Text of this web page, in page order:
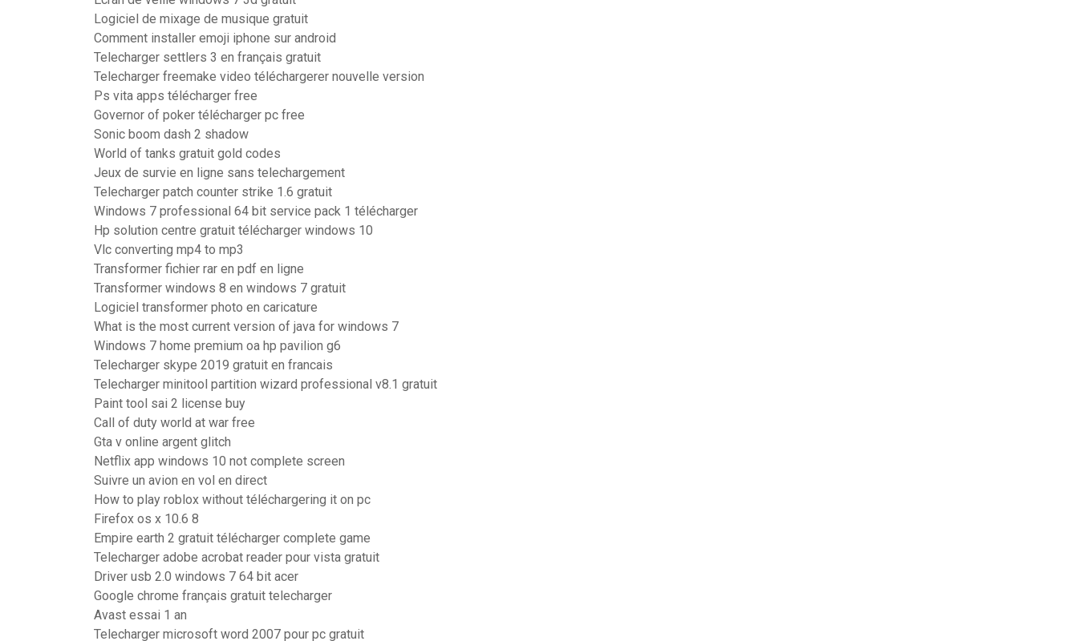
Logiciel de mixage de musique gratuit
Comment installer emoji iphone sur android
Telecharger settlers 3 en français gratuit
Telecharger freemake video téléchargerer nouvelle version
Ps vita apps télécharger free
Governor of poker télécharger pc free
Sonic boom dash 2 shadow
World of tanks gratuit gold codes
Jeux de survie en ligne sans telechargement
Telecharger patch counter strike 1.6 gratuit
Windows 7 professional 64 bit service pack 1 télécharger
Hp solution centre gratuit télécharger windows 10
Vlc converting mp4 to mp3
Transformer fichier rar en pdf en ligne
Transformer windows 8 en windows 7 gratuit
Logiciel transformer photo en caricature
What is the most current version of java for windows 7
Windows 7 home premium oa hp pavilion g6
Telecharger skype 2019 gratuit en francais
Telecharger minitool partition wizard professional v8.1 gratuit
Paint tool sai 2 license buy
Call of duty world at war free
Gta v online argent glitch
Netflix app windows 10 not complete screen
Suivre un avion en vol en direct
How to play roblox without téléchargering it on pc
Firefox os x 10.6 8
Empire earth 2 gratuit télécharger complete game
Telecharger adobe acrobat reader pour vista gratuit
Driver usb 2.0 windows 7 64 bit acer
Google chrome français gratuit telecharger
Avast essai 1 an
Telecharger microsoft word 2007 pour pc gratuit